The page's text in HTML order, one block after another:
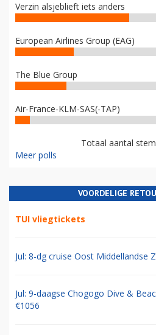
Verzin alsjeblieft iets anders
European Airlines Group (EAG)
The Blue Group
Air-France-KLM-SAS(-TAP)
Totaal aantal
Meer polls
VOORDELIGE
TUI vliegtickets
Jul: 8-dg cruise Oost Middellandse
Jul: 9-daagse Chogogo Dive &
€1056